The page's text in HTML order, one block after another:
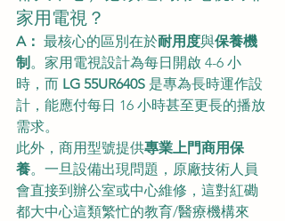
家用電視？
A： 最核心的區別在於耐用度與保養機
制 。家用電視設計為每日開啟 4-6 小
時，而 LG 55UR640S 是專為長時運作設
計，能應付每日 16 小時甚至更長的播放
需求。
此外，商用型號提供專業上門商用保
養。一旦設備出現問題，原廠技術人員
會直接到辦公室或中心維修，這對紅磡
都大中心這類繁忙的教育/醫療機構來